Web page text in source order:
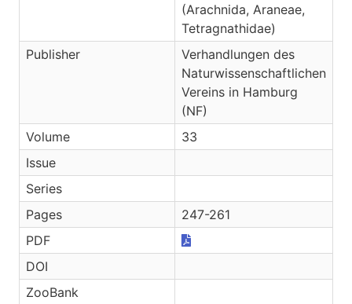
(Arachnida, Araneae,
Tetragnathidae)
Publisher
Verhandlungen des
Naturwissenschaftlichen
Vereins in Hamburg
(NF)
Volume
33
Issue
Series
Pages
247-261
PDF
DOI
ZooBank